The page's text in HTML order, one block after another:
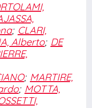
; CLARI,
Alberto; DE
; MARTIRE,
; MOTTA,